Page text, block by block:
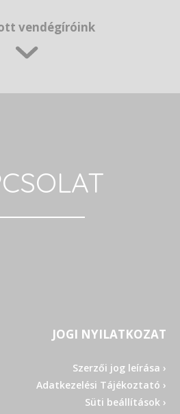
vendégíróink
JOGI NYILATKOZAT
Szerzői jog leírása ›
Adatkezelési Tájékoztató ›
Süti beállítások ›